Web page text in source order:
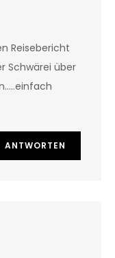
Reisebericht
Schwärei über
ANTWORTEN